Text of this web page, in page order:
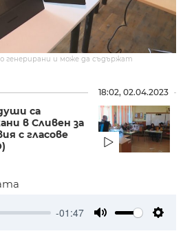
и може да съдържат
са
в Сливен за
с гласове
18:02, 02.04.2023
-01:47